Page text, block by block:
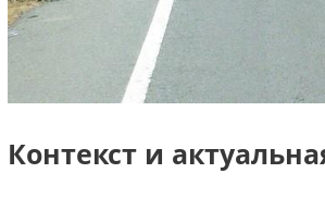
Контекст и